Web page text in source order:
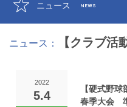
ニュース NEWS
ニュース： 【クラブ活
2022
5.4
【硬式野球
春季大会